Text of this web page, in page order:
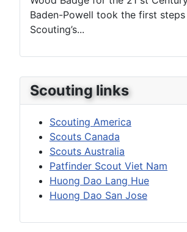
Scouting links
Scouting America
Scouts Canada
Scouts Australia
Patfinder Scout Viet Nam
Huong Dao Lang Hue
Huong Dao San Jose
Baden-Powell took the first
Scouting’s...